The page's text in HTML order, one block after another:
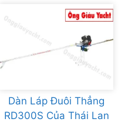
Dàn Láp Đuôi Thẳng
RD300S Của Thái Lan